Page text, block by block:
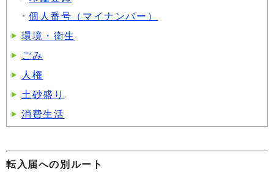
個人番号（マイナンバー）
環境・衛生
ごみ
人権
土砂盛り
消費生活
転入届への別ルート